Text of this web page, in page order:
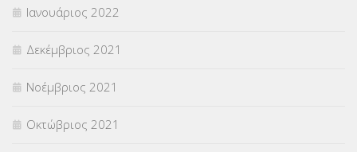
Ιανουάριος 2022
Δεκέμβριος 2021
Νοέμβριος 2021
Οκτώβριος 2021